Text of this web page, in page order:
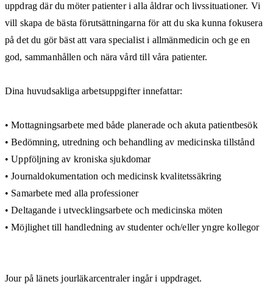
uppdrag där du möter patienter i alla åldrar och livssituationer. Vi
vill skapa de bästa förutsättningarna för att du ska kunna fokusera
på det du gör bäst att vara specialist i allmänmedicin och ge en
god, sammanhållen och nära vård till våra patienter.
Dina huvudsakliga arbetsuppgifter innefattar:
• Mottagningsarbete med både planerade och akuta patientbesök
• Bedömning, utredning och behandling av medicinska tillstånd
• Uppföljning av kroniska sjukdomar
• Journaldokumentation och medicinsk kvalitetssäkring
• Samarbete med alla professioner
• Deltagande i utvecklingsarbete och medicinska möten
• Möjlighet till handledning av studenter och/eller yngre kollegor
Jour på länets jourläkarcentraler ingår i uppdraget.